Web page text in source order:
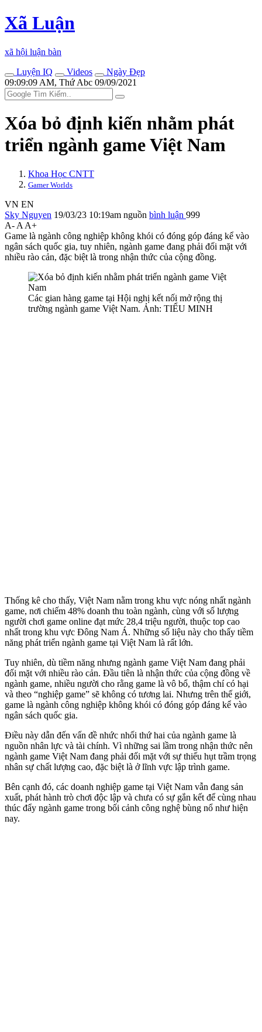
Xã Luận
xã hội luận bàn
Luyện IQ
Videos
Ngày Đẹp
09:09:09 AM, Thứ Abc 09/09/2021
Xóa bỏ định kiến nhằm phát
triển ngành game Việt Nam
Khoa Học CNTT
Gamer Worlds
VN EN
Sky Nguyen 19/03/23 10:19am nguồn bình luận 999
A- A A+
Game là ngành công nghiệp không khói có đóng góp đáng kể vào
ngân sách quốc gia, tuy nhiên, ngành game đang phải đối mặt với
nhiều rào cản, đặc biệt là trong nhận thức của cộng đồng.
Các gian hàng game tại Hội nghị kết nối mở rộng thị
trường ngành game Việt Nam. Ảnh: TIỂU MINH
Thống kê cho thấy, Việt Nam nằm trong khu vực nóng nhất ngành
game, nơi chiếm 48% doanh thu toàn ngành, cùng với số lượng
người chơi game online đạt mức 28,4 triệu người, thuộc top cao
nhất trong khu vực Đông Nam Á. Những số liệu này cho thấy tiềm
năng phát triển ngành game tại Việt Nam là rất lớn.
Tuy nhiên, dù tiềm năng nhưng ngành game Việt Nam đang phải
đối mặt với nhiều rào cản. Đầu tiên là nhận thức của cộng đồng về
ngành game, nhiều người cho rằng game là vô bổ, thậm chí có hại
và theo “nghiệp game” sẽ không có tương lai. Nhưng trên thế giới,
game là ngành công nghiệp không khói có đóng góp đáng kể vào
ngân sách quốc gia.
Điều này dẫn đến vấn đề nhức nhối thứ hai của ngành game là
nguồn nhân lực và tài chính. Vì những sai lầm trong nhận thức nên
ngành game Việt Nam đang phải đối mặt với sự thiếu hụt trầm trọng
nhân sự chất lượng cao, đặc biệt là ở lĩnh vực lập trình game.
Bên cạnh đó, các doanh nghiệp game tại Việt Nam vẫn đang sản
xuất, phát hành trò chơi độc lập và chưa có sự gắn kết để cùng nhau
thúc đẩy ngành game trong bối cảnh công nghệ bùng nổ như hiện
nay.